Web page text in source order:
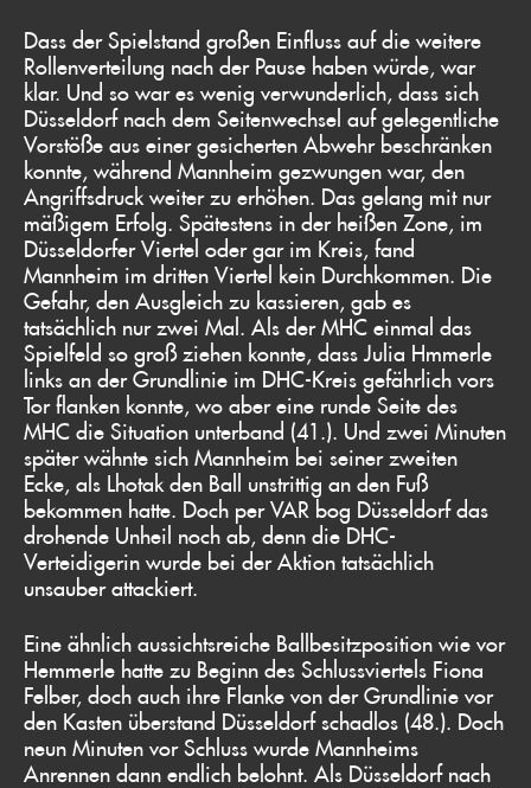
Dass der Spielstand großen Einfluss auf die weitere
Rollenverteilung nach der Pause haben würde, war
klar. Und so war es wenig verwunderlich, dass sich
Düsseldorf nach dem Seitenwechsel auf gelegentliche
Vorstöße aus einer gesicherten Abwehr beschränken
konnte, während Mannheim gezwungen war, den
Angriffsdruck weiter zu erhöhen. Das gelang mit nur
mäßigem Erfolg. Spätestens in der heißen Zone, im
Düsseldorfer Viertel oder gar im Kreis, fand
Mannheim im dritten Viertel kein Durchkommen. Die
Gefahr, den Ausgleich zu kassieren, gab es
tatsächlich nur zwei Mal. Als der MHC einmal das
Spielfeld so groß ziehen konnte, dass Julia Hmmerle
links an der Grundlinie im DHC-Kreis gefährlich vors
Tor flanken konnte, wo aber eine runde Seite des
MHC die Situation unterband (41.). Und zwei Minuten
später wähnte sich Mannheim bei seiner zweiten
Ecke, als Lhotak den Ball unstrittig an den Fuß
bekommen hatte. Doch per VAR bog Düsseldorf das
drohende Unheil noch ab, denn die DHC-
Verteidigerin wurde bei der Aktion tatsächlich
unsauber attackiert.
Eine ähnlich aussichtsreiche Ballbesitzposition wie vor
Hemmerle hatte zu Beginn des Schlussviertels Fiona
Felber, doch auch ihre Flanke von der Grundlinie vor
den Kasten überstand Düsseldorf schadlos (48.). Doch
neun Minuten vor Schluss wurde Mannheims
Anrennen dann endlich belohnt. Als Düsseldorf nach